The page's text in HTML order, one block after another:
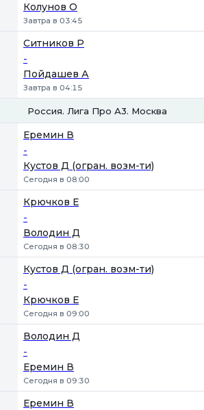
Колунов О
Завтра в 03:45
Ситников Р
-
Пойдашев А
Завтра в 04:15
Россия. Лига Про А3. Москва
Еремин В
-
Кустов Д (огран. возм-ти)
Сегодня в 08:00
Крючков Е
-
Володин Д
Сегодня в 08:30
Кустов Д (огран. возм-ти)
-
Крючков Е
Сегодня в 09:00
Володин Д
-
Еремин В
Сегодня в 09:30
Еремин В